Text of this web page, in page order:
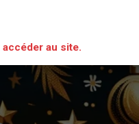
au site.